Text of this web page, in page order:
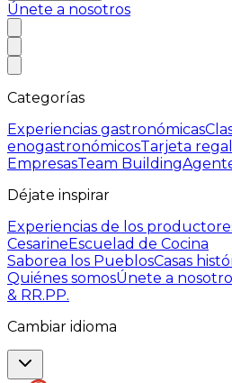
Únete a nosotros
Categorías
Experiencias gastronómicas
enogastronómicosTarjeta
EmpresasTeam Building
Déjate inspirar
Experiencias de los
CesarineEscuelad de Cocina
Saborea los PueblosCasas
Quiénes somosÚnete a
& RR.PP.
Cambiar idioma